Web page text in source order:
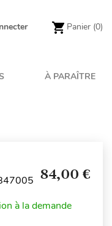
Panier (0)
À PARAÎTRE
84,00 €
à la demande